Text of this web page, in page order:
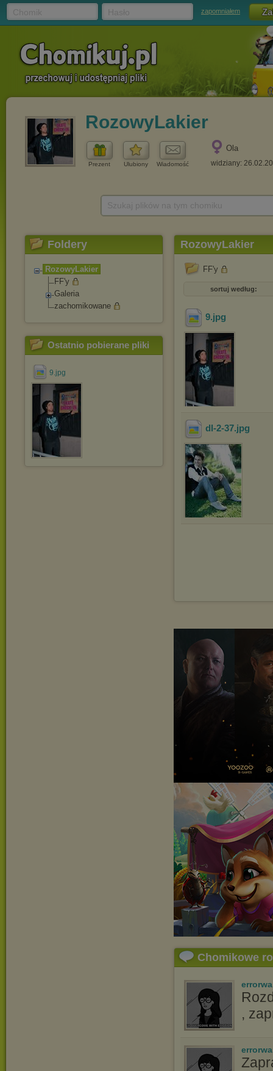
zapomniałem
RozowyLakier
Prezent Ulubiony Wiadomość
Ola
widziany:
Foldery
RozowyLakier
FF'y
Galeria
zachomikowane
Ostatnio pobierane pliki
9.jpg
RozowyLakier
FF'y
sortuj według:
9.jpg
dl-2-37.jpg
Chomikowe
,